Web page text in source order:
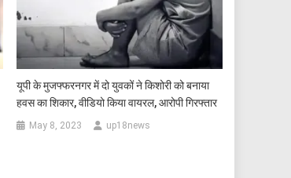
यूपी के मुजफ्फरनगर में दो युवकों ने किशोरी को बनाया
हवस का शिकार, वीडियो किया वायरल, आरोपी गिरफ्तार
May 8, 2023 up18news